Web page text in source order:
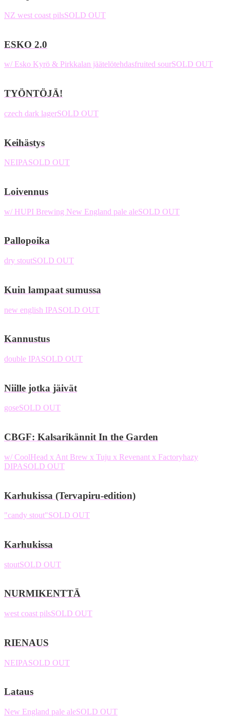
NZ west coast pilsSOLD OUT
ESKO 2.0
w/ Esko Kyrö & Pirkkalan jäätelötehdasfruited sourSOLD OUT
TYÖNTÖJÄ!
czech dark lagerSOLD OUT
Keihästys
NEIPASOLD OUT
Loivennus
w/ HUPI Brewing New England pale aleSOLD OUT
Pallopoika
dry stoutSOLD OUT
Kuin lampaat sumussa
new english IPASOLD OUT
Kannustus
double IPASOLD OUT
Niille jotka jäivät
goseSOLD OUT
CBGF: Kalsarikännit In the Garden
w/ CoolHead x Ant Brew x Tuju x Revenant x Factoryhazy
DIPASOLD OUT
Karhukissa (Tervapiru-edition)
"candy stout"SOLD OUT
Karhukissa
stoutSOLD OUT
NURMIKENTTÄ
west coast pilsSOLD OUT
RIENAUS
NEIPASOLD OUT
Lataus
New England pale aleSOLD OUT